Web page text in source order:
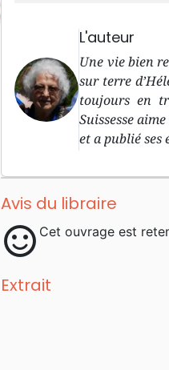
L'auteur
Une vie bien
sur terre
toujours en
Suissesse
et a publié ses
Avis du libraire
sentiment_satisfied Cet ouvrage est
Extrait